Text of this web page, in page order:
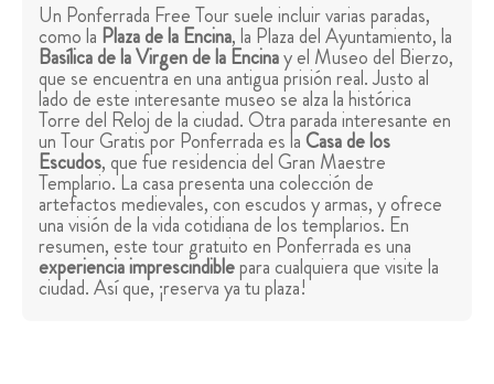
Un Ponferrada Free Tour suele incluir varias paradas,
como la Plaza de la Encina, la Plaza del Ayuntamiento, la
Basílica de la Virgen de la Encinay el Museo del Bierzo,
que se encuentra en una antigua prisión real. Justo al
lado de este interesante museo se alza la histórica
Torre del Reloj de la ciudad. Otra parada interesante en
un Tour Gratis por Ponferrada es laCasa de los
Escudos, que fue residencia del Gran Maestre
Templario. La casa presenta una colección de
artefactos medievales, con escudos y armas, y ofrece
una visión de la vida cotidiana de los templarios. En
resumen, este tour gratuito en Ponferrada es una
experiencia imprescindiblepara cualquiera que visite la
ciudad. Así que, ¡reserva ya tu plaza!